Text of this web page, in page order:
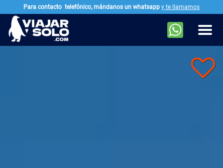
Ir al contenido principal
Para contacto telefónico, mándanos un whatsapp y te llamamos